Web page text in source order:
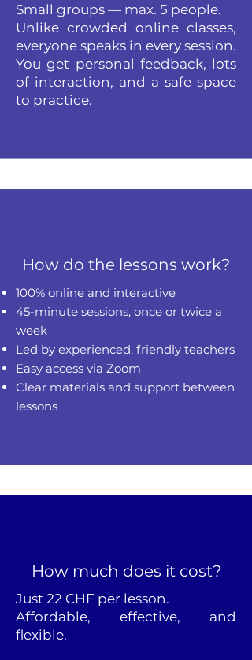
Small groups — max. 5 people.
Unlike crowded online classes,
everyone speaks in every session.
You get personal feedback, lots
of interaction, and a safe space
to practice.
How do the lessons work?
100% online and interactive
45-minute sessions, once or twice a
week
Led by experienced, friendly teachers
Easy access via Zoom
Clear materials and support between
lessons
How much does it cost?
Just 22 CHF per lesson.
Affordable, effective, and
flexible.